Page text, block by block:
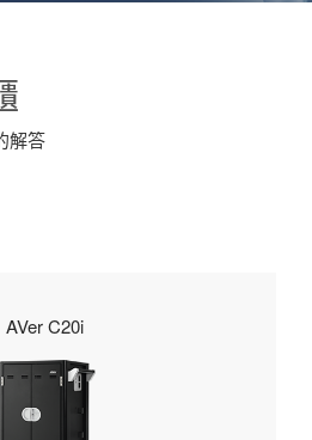
裏頭的設備電池會有膨脹
解答
AVer C20i